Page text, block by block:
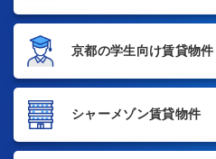
京都の学生向け賃貸物件
シャーメゾン賃貸物件